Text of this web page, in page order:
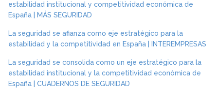
estabilidad institucional y competitividad económica de
España | MÁS SEGURIDAD
La seguridad se afianza como eje estratégico para la
estabilidad y la competitividad en España | INTEREMPRESAS
La seguridad se consolida como un eje estratégico para la
estabilidad institucional y la competitividad económica de
España | CUADERNOS DE SEGURIDAD